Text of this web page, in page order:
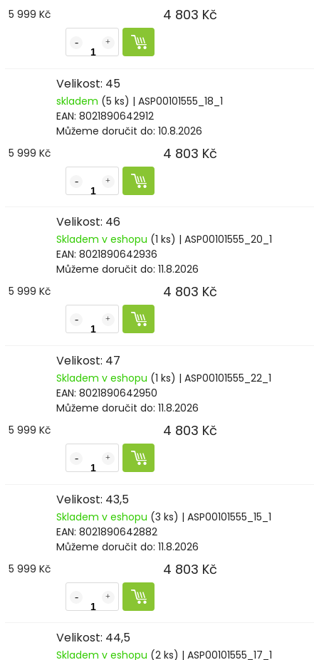
5 999 Kč
4 803 Kč
Velikost: 45
skladem (5 ks) | ASP00101555_18_1
EAN: 8021890642912
Můžeme doručit do: 10.8.2026
5 999 Kč
4 803 Kč
Velikost: 46
Skladem v eshopu (1 ks) | ASP00101555_20_1
EAN: 8021890642936
Můžeme doručit do: 11.8.2026
5 999 Kč
4 803 Kč
Velikost: 47
Skladem v eshopu (1 ks) | ASP00101555_22_1
EAN: 8021890642950
Můžeme doručit do: 11.8.2026
5 999 Kč
4 803 Kč
Velikost: 43,5
Skladem v eshopu (3 ks) | ASP00101555_15_1
EAN: 8021890642882
Můžeme doručit do: 11.8.2026
5 999 Kč
4 803 Kč
Velikost: 44,5
Skladem v eshopu (2 ks) | ASP00101555_17_1